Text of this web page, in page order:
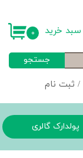
/ ثبت نام
جستجو
۰ سبد خرید
پولدارک گالری